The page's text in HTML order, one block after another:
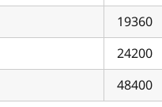
19360
24200
48400